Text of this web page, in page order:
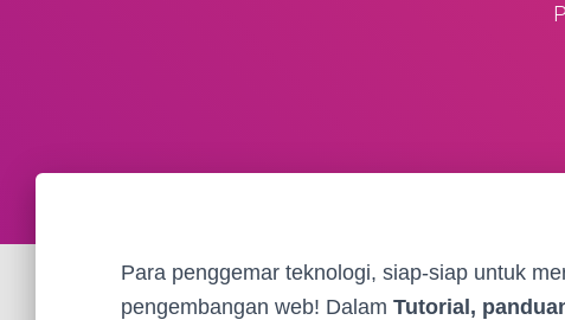
Para penggemar teknologi, siap-siap untuk
pengembangan web! Dalam Tutorial,